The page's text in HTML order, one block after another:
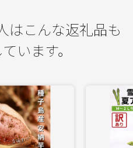
はこんな返礼品も
います。